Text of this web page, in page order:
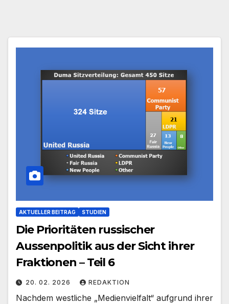
AKTUELLER BEITRAG STUDIEN
Die Prioritäten russischer
Aussenpolitik aus der Sicht ihrer
Fraktionen – Teil 6
20. 02. 2026 REDAKTION
Nachdem westliche „Medienvielfalt“ aufgrund ihrer